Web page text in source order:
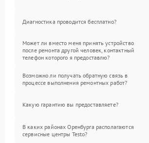
Диагностика проводится бесплатно?
Может ли вместо меня принять устройство
после ремонта другой человек, контактный
телефон которого я предоставлю?
Возможно ли получать обратную связь в
процессе выполнения ремонтных работ?
Какую гарантию вы предоставляете?
В каких районах Оренбурга располагаются
сервисные центры Testo?